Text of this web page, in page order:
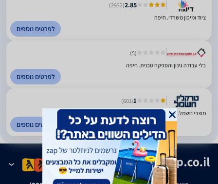
2.85
(2932)
ציוד ומיכון משרדי. חיפה
לפרטים נוספים
(5)
כלי עבודה גינון והספקה טכנית. חיפה
לפרטים נוספים
1
(601)
מוצרי חשמל. חיפה
לפרטים נוספים